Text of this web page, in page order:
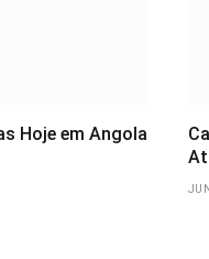
Hoje em Angola